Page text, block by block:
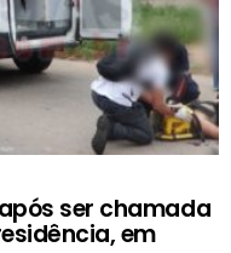
ser chamada
em